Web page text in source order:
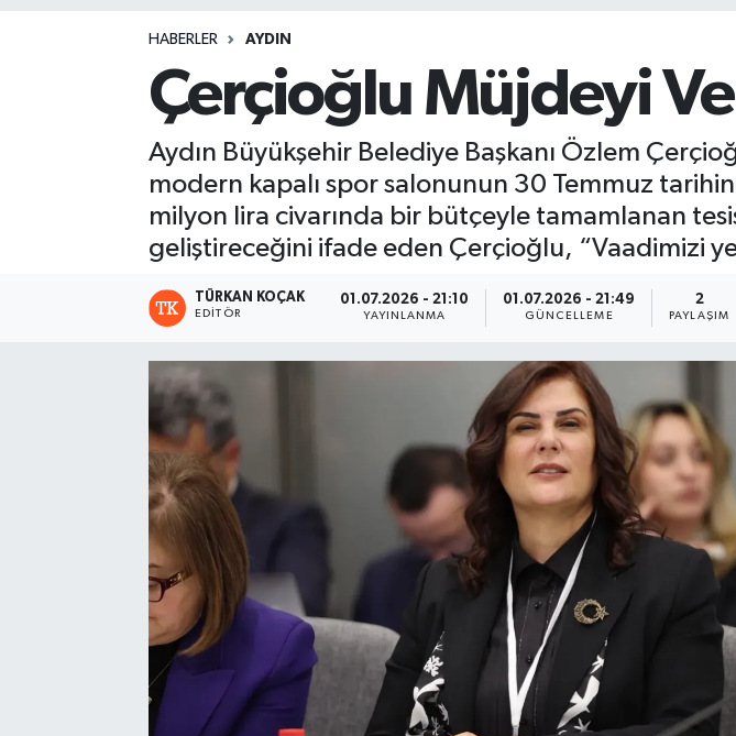
HABERLER AYDIN
Çerçioğlu Müjdeyi
Aydın Büyükşehir Belediye Başkanı Özlem
modern kapalı spor salonunun 30 Temmuz
milyon lira civarında bir bütçeyle tamamlanan
geliştireceğini ifade eden Çerçioğlu, “Vaadimizi
TÜRKAN KOÇAK
EDITÖR
01.07.2026 - 21:10
YAYINLANMA
01.07.2026 - 21:49
GÜNCELLEME
2
PAYLAŞIM